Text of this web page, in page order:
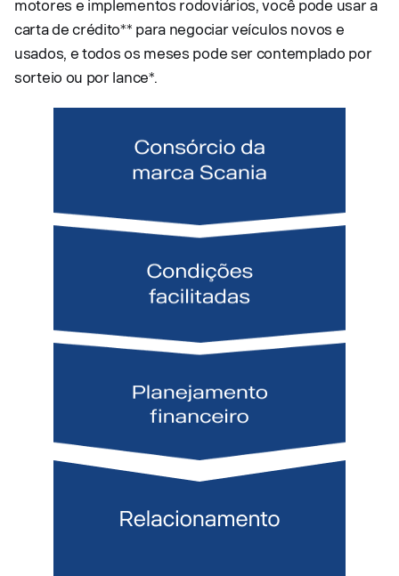
motores e implementos rodoviários, você pode usar a
carta de crédito** para negociar veículos novos e
usados, e todos os meses pode ser contemplado por
sorteio ou por lance*.